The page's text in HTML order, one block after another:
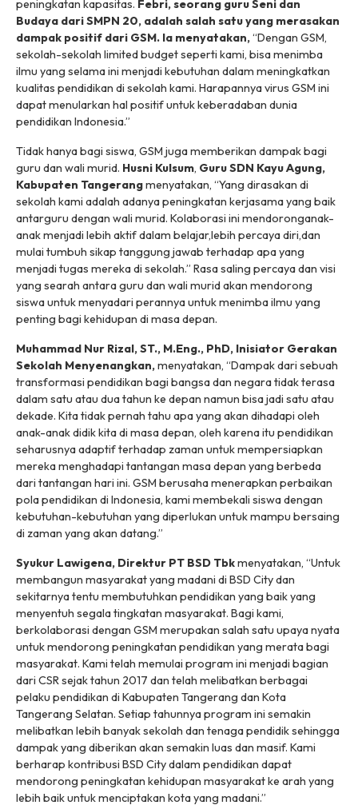
peningkatan kapasitas. Febri, seorang guru Seni dan
Budaya dari SMPN 20, adalah salah satu yang merasakan
dampak positif dari GSM. Ia menyatakan,“Dengan GSM,
sekolah-sekolah limited budgetseperti kami, bisa menimba
ilmu yang selama ini menjadi kebutuhan dalam meningkatkan
kualitas pendidikan di sekolah kami. Harapannya virus GSM ini
dapat menularkan hal positif untuk keberadaban dunia
pendidikan Indonesia.”
Tidak hanya bagi siswa, GSM juga memberikan dampak bagi
guru dan wali murid. Husni Kulsum, Guru SDN Kayu Agung,
Kabupaten Tangerangmenyatakan, “Yang dirasakan di
sekolah kami adalah adanya peningkatan kerjasama yang baik
antarguru dengan wali murid. Kolaborasi ini mendoronganak-
anak menjadi lebih aktif dalam belajar,lebih percaya diri,dan
mulai tumbuh sikap tanggung jawab terhadap apa yang
menjadi tugas mereka di sekolah.” Rasa saling percaya dan visi
yang searah antara guru dan wali murid akan mendorong
siswa untuk menyadari perannya untuk menimba ilmu yang
penting bagi kehidupan di masa depan.
Muhammad Nur Rizal, ST., M.Eng., PhD, Inisiator Gerakan
Sekolah Menyenangkan,menyatakan, “Dampak dari sebuah
transformasi pendidikan bagi bangsa dan negara tidak terasa
dalam satu atau dua tahun ke depan namun bisa jadi satu atau
dekade. Kita tidak pernah tahu apa yang akan dihadapi oleh
anak-anak didik kita di masa depan, oleh karena itu pendidikan
seharusnya adaptif terhadap zaman untuk mempersiapkan
mereka menghadapi tantangan masa depan yang berbeda
dari tantangan hari ini. GSM berusaha menerapkan perbaikan
pola pendidikan di Indonesia, kami membekali siswa dengan
kebutuhan-kebutuhan yang diperlukan untuk mampu bersaing
di zaman yang akan datang.”
Syukur Lawigena, Direktur PT BSD Tbkmenyatakan, “Untuk
membangun masyarakat yang madani di BSD City dan
sekitarnya tentu membutuhkan pendidikan yang baik yang
menyentuh segala tingkatan masyarakat. Bagi kami,
berkolaborasi dengan GSM merupakan salah satu upaya nyata
untuk mendorong peningkatan pendidikan yang merata bagi
masyarakat. Kami telah memulai program ini menjadi bagian
dari CSR sejak tahun 2017 dan telah melibatkan berbagai
pelaku pendidikan di Kabupaten Tangerang dan Kota
Tangerang Selatan. Setiap tahunnya program ini semakin
melibatkan lebih banyak sekolah dan tenaga pendidik sehingga
dampak yang diberikan akan semakin luas dan masif. Kami
berharap kontribusi BSD City dalam pendidikan dapat
mendorong peningkatan kehidupan masyarakat ke arah yang
lebih baik untuk menciptakan kota yang madani.”